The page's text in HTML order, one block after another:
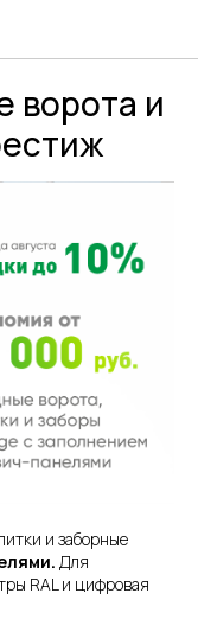
ворота и
и заборные
Для
RAL и цифровая